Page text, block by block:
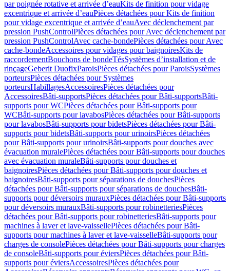
par poignée rotative et arrivée d’eauKits de finition pour vidage
excentrique et arrivée d’eauPièces détachées pour Kits de finition
pour vidage excentrique et arrivée d’eauAvec déclenchement par
pression PushControlPièces détachées pour Avec déclenchement par
pression PushControlAvec cache-bondePièces détachées pour Avec
cache-bondeAccessoires pour vidages pour baignoiresKits de
raccordementBouchons de bondeTésSystèmes d’installation et de
rinçageGeberit DuofixParoisPièces détachées pour ParoisSystèmes
porteursPièces détachées pour Systèmes
porteursHabillagesAccessoiresPièces détachées pour
AccessoiresBâti-supportsPièces détachées pour Bâti-supportsBâti-
supports pour WCPièces détachées pour Bâti-supports pour
WCBâti-supports pour lavabosPièces détachées pour Bâti-supports
pour lavabosBâti-supports pour bidetsPièces détachées pour Bâti-
supports pour bidetsBâti-supports pour urinoirsPièces détachées
pour Bâti-supports pour urinoirsBâti-supports pour douches avec
évacuation muralePièces détachées pour Bâti-supports pour douches
avec évacuation muraleBâti-supports pour douches et
baignoiresPièces détachées pour Bâti-supports pour douches et
baignoiresBâti-supports pour séparations de douchesPièces
détachées pour Bâti-supports pour séparations de douchesBâti-
supports pour déversoirs murauxPièces détachées pour Bâti-supports
pour déversoirs murauxBâti-supports pour robinetteriesPièces
détachées pour Bâti-supports pour robinetteriesBâti-supports pour
machines à laver et lave-vaissellePièces détachées pour Bâti-
supports pour machines à laver et lave-vaisselleBâti-supports pour
charges de consolePièces détachées pour Bâti-supports pour charges
de consoleBâti-supports pour éviersPièces détachées pour Bâti-
supports pour éviersAccessoiresPièces détachées pour